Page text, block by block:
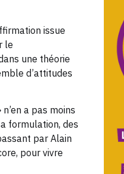
issue
le
une théorie
d’attitudes
a pas moins
formulation, des
par Alain
pour vivre